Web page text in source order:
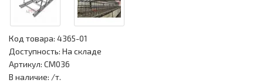
Код товара: 4365-01
Доступность: На складе
Артикул: CM036
В наличие: /т.